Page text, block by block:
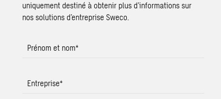
uniquement destiné à obtenir plus d’informations sur
nos solutions d’entreprise Sweco.
Prénom et nom*
Entreprise*